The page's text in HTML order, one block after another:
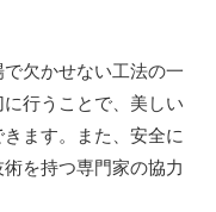
欠かせない工法の一
行うことで、美しい
ます。また、安全に
を持つ専門家の協力